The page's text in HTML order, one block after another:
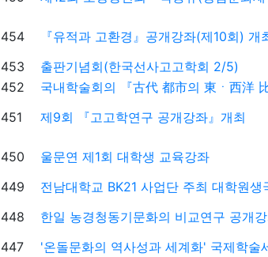
454 『유적과 고환경』공개강좌(제10회) 개
453
출판기념회(한국선사고고학회 2/5)
452
국내학술회의 『古代 都市의 東ㆍ西洋
451
제9회 『고고학연구 공개강좌』개최
450 울문연 제1회 대학생 교육강좌
449
전남대학교 BK21 사업단 주최 대학원생
448
한일 농경청동기문화의 비교연구 공개
447
'온돌문화의 역사성과 세계화' 국제학술